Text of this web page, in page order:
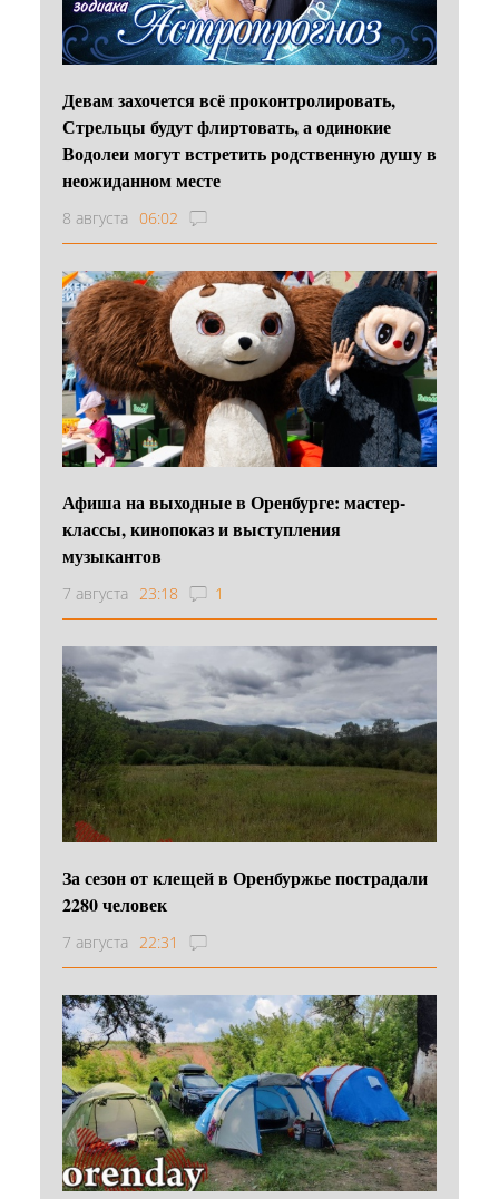
Девам захочется всё проконтролировать,
Стрельцы будут флиртовать, а одинокие
Водолеи могут встретить родственную душу в
неожиданном месте
8 августа 06:02
Афиша на выходные в Оренбурге: мастер-
классы, кинопоказ и выступления
музыкантов
7 августа 23:18 1
За сезон от клещей в Оренбуржье пострадали
2280 человек
7 августа 22:31